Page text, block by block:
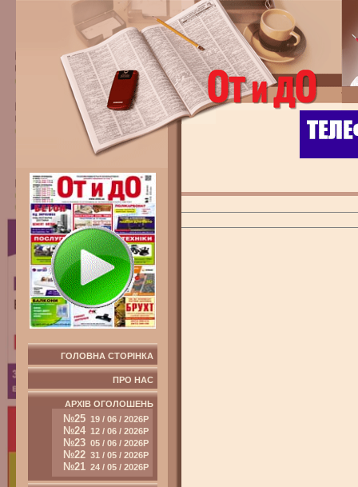
ГОЛОВНА СТОРІНКА
ПРО НАС
АРХІВ ОГОЛОШЕНЬ
№25 19 / 06 / 2026Р
№24 12 / 06 / 2026Р
№23 05 / 06 / 2026Р
№22 31 / 05 / 2026Р
№21 24 / 05 / 2026Р